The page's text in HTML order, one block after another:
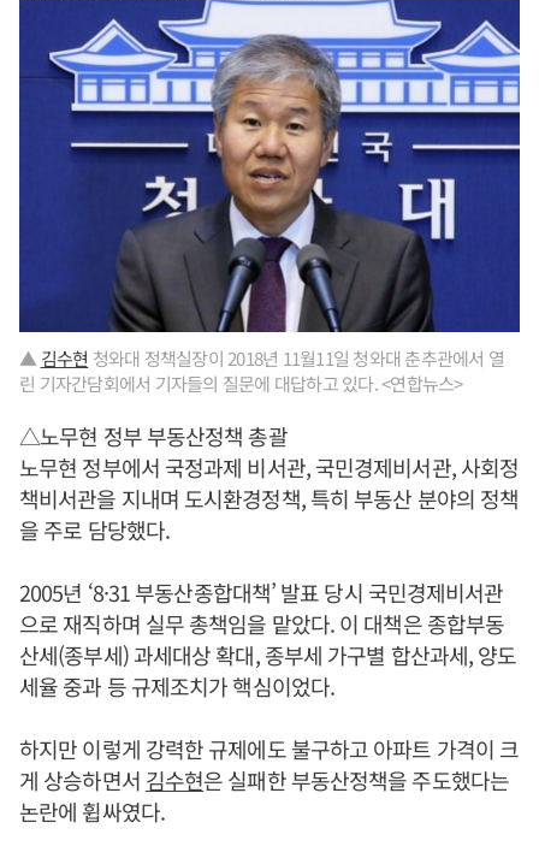
▲ 김수현 청와대 정책실장이 2018년 11월11일 청와대 춘추관에서 열
린 기자간담회에서 기자들의 질문에 대답하고 있다. <연합뉴스>
△노무현 정부 부동산정책 총괄
노무현 정부에서 국정과제 비서관, 국민경제비서관, 사회정
책비서관을 지내며 도시환경정책, 특히 부동산 분야의 정책
을 주로 담당했다.
2005년 ‘8·31 부동산종합대책’ 발표 당시 국민경제비서관
으로 재직하며 실무 총책임을 맡았다. 이 대책은 종합부동
산세(종부세) 과세대상 확대, 종부세 가구별 합산과세, 양도
세율 중과 등 규제조치가 핵심이었다.
하지만 이렇게 강력한 규제에도 불구하고 아파트 가격이 크
게 상승하면서 김수현은 실패한 부동산정책을 주도했다는
논란에 휩싸였다.